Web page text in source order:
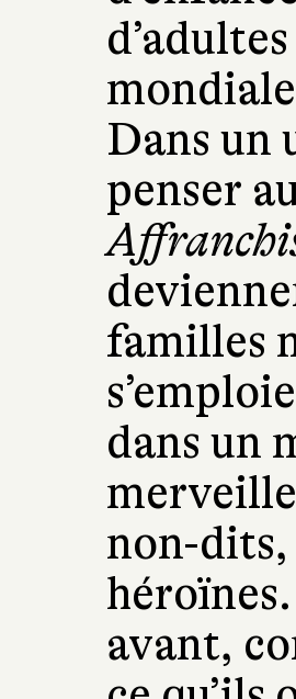
Dans un
penser
familles
dans un
non-dits,
avant,